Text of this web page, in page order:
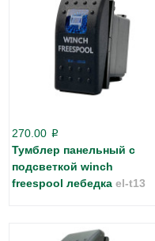
270.00 p
Тумблер панельный с
подсветкой winch
freespool лебедка el-t13